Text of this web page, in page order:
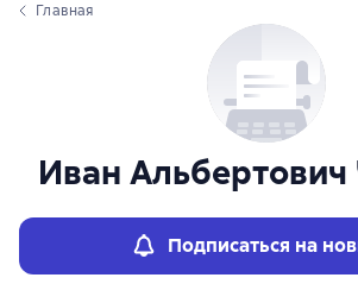
Главная
Иван Альбертович
Подписаться на